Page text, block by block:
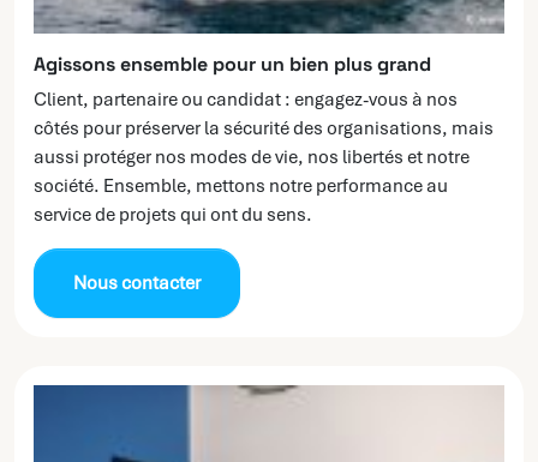
Agissons ensemble pour un bien plus grand
Client, partenaire ou candidat : engagez-vous à nos
côtés pour préserver la sécurité des organisations, mais
aussi protéger nos modes de vie, nos libertés et notre
société. Ensemble, mettons notre performance au
service de projets qui ont du sens.
Nous contacter